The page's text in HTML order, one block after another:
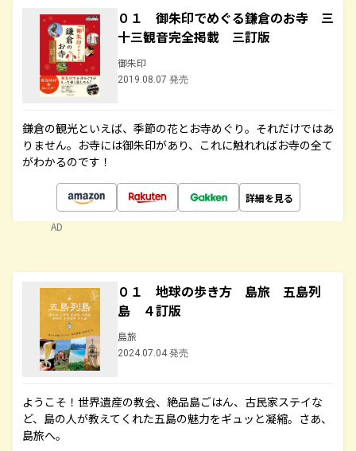
０１ 御朱印でめぐる鎌倉のお寺 三
十三観音完全掲載 三訂版
御朱印
2019.08.07 発売
鎌倉の観光といえば、季節の花とお寺めぐり。それだけではあ
りません。お寺には御朱印があり、これに触れればお寺の全て
がわかるのです！
詳細を見る
AD
０１ 地球の歩き方 島旅 五島列
島 ４訂版
島旅
2024.07.04 発売
ようこそ！世界遺産の教会、絶品島ごはん、古民家ステイな
ど、島の人が教えてくれた五島の魅力をギュッと凝縮。さあ、
島旅へ。